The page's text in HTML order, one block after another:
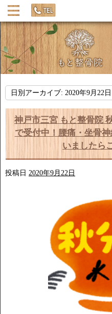
日別アーカイブ: 2020年9月22日
神戸市三宮 もと整骨院
で受付中！腰痛・坐骨
いましたら
投稿日 2020年9月22日